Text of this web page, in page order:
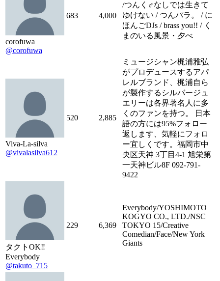
corofuwa
@corofuwa
683 4,000
/つんく♂なしでは生きて
ゆけない / つんパラ。 / に
ほんごDJs / brass you!! / く
まのいる風景・夕べ
Viva-La-silva
@vivalasilva612
520 2,885
ミュージシャン梶浦雅弘
がプロデュースするアパ
レルブランド、梶浦自ら
が製作するシルバージュ
エリーは各界著名人に多
くのファンを持つ。 日本
語の方には95%フォロー
返します、気軽にフォロ
ー宜しくです。福岡市中
央区天神 3丁目4-1 旭栄第
一天神ビル8F 092-791-
9422
タクトOK‼︎
Everybody
@takuto_715
229 6,369
Everybody/YOSHIMOTO
KOGYO CO., LTD./NSC
TOKYO 15/Creative
Comedian/Face/New York
Giants